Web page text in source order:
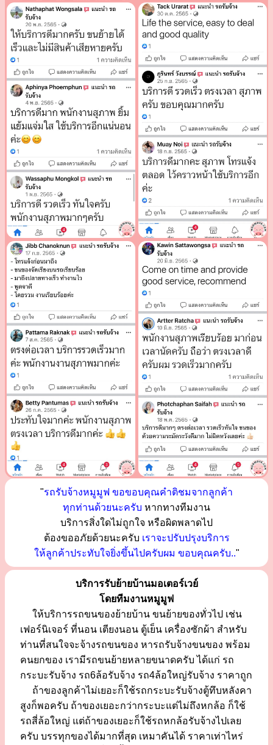
"รถรับจ้างหมูมูฟ ขอขอบคุณคำติชมจากลูกค้า
ทุกท่านด้วยนะครับ หากทางทีมงาน
บริการสิ่งใดไม่ถูกใจ หรือผิดพลาดไป
ต้องขออภัยด้วยนะครับ เราจะปรับปรุงบริการ
ให้ลูกค้าประทับใจยิ่งขึ้นไปครับผม ขอบคุณครับ.."
บริการรับย้ายบ้านมอเตอร์เวย์
โดยทีมงานหมูมูฟ
ให้บริการรถขนของย้ายบ้าน ขนย้ายของทั่วไป เช่น
เฟอร์นิเจอร์ ที่นอน เตียงนอน ตู้เย็น เครื่องซักผ้า สำหรับ
ท่านที่สนใจจะจ้างรถขนของ หารถรับจ้างขนของ พร้อม
คนยกของ เรามีรถขนย้ายหลายขนาดครับ ได้แก่ รถ
กระบะรับจ้าง รถ6ล้อรับจ้าง รถ4ล้อใหญ่รับจ้าง ราคาถูก
ถ้าของลูกค้าไม่เยอะก็ใช้รถกระบะรับจ้างตู้ทึบหลังคา
สูงก็พอครับ ถ้าของเยอะกว่ากระบะแต่ไม่ถึงหกล้อ ก็ใช้
รถสี่ล้อใหญ่ แต่ถ้าของเยอะก็ใช้รถหกล้อรับจ้างไปเลย
ครับ บรรทุกของได้มากที่สุด เหมาคันได้ ราคาเท่าไหร่